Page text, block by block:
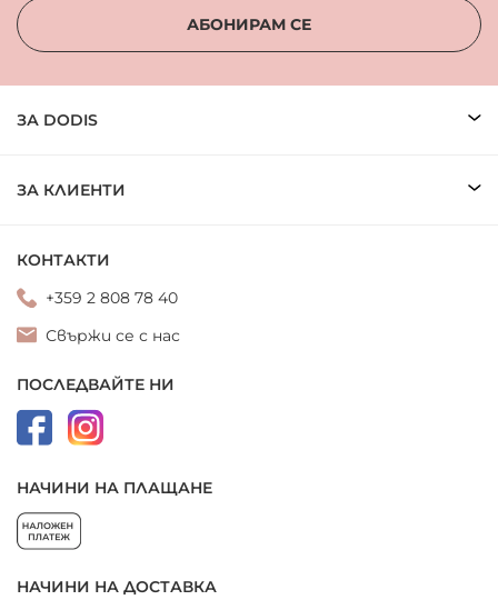
АБОНИРАМ СЕ
ЗА DODIS
ЗА КЛИЕНТИ
КОНТАКТИ
+359 2 808 78 40
Свържи се с нас
ПОСЛЕДВАЙТЕ НИ
НАЧИНИ НА ПЛАЩАНЕ
НАЧИНИ НА ДОСТАВКА